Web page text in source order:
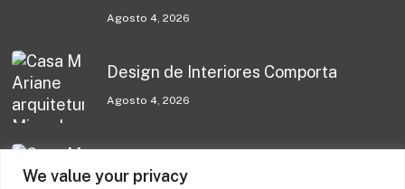
We value your privacy
Agosto 4, 2026
Design de Interiores Comporta
Agosto 4, 2026
Design de Interiores Comporta